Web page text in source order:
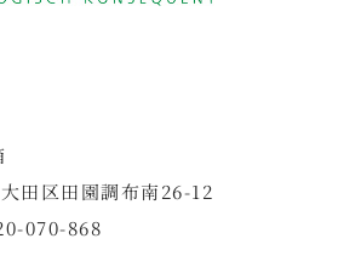
田区田園調布南26-12
070-868